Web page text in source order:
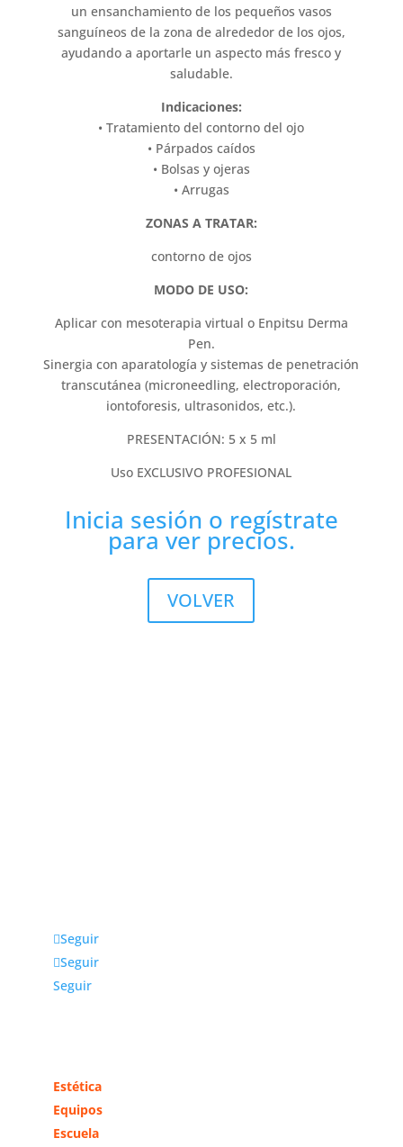
un ensanchamiento de los pequeños vasos
sanguíneos de la zona de alrededor de los ojos,
ayudando a aportarle un aspecto más fresco y
saludable.
Indicaciones:
• Tratamiento del contorno del ojo
• Párpados caídos
• Bolsas y ojeras
• Arrugas
ZONAS A TRATAR:
contorno de ojos
MODO DE USO:
Aplicar con mesoterapia virtual o Enpitsu Derma
Pen.
Sinergia con aparatología y sistemas de penetración
transcutánea (microneedling, electroporación,
iontoforesis, ultrasonidos, etc.).
PRESENTACIÓN: 5 x 5 ml
Uso EXCLUSIVO PROFESIONAL
Inicia sesión o regístrate
para ver precios.
VOLVER
Seguir
Seguir
Seguir
Estética
Equipos
Escuela